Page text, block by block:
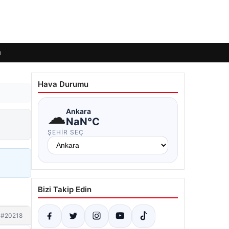
#20218
Hava Durumu
☁Ankara
NaN°C
ŞEHIR SEÇ
Bizi Takip Edin